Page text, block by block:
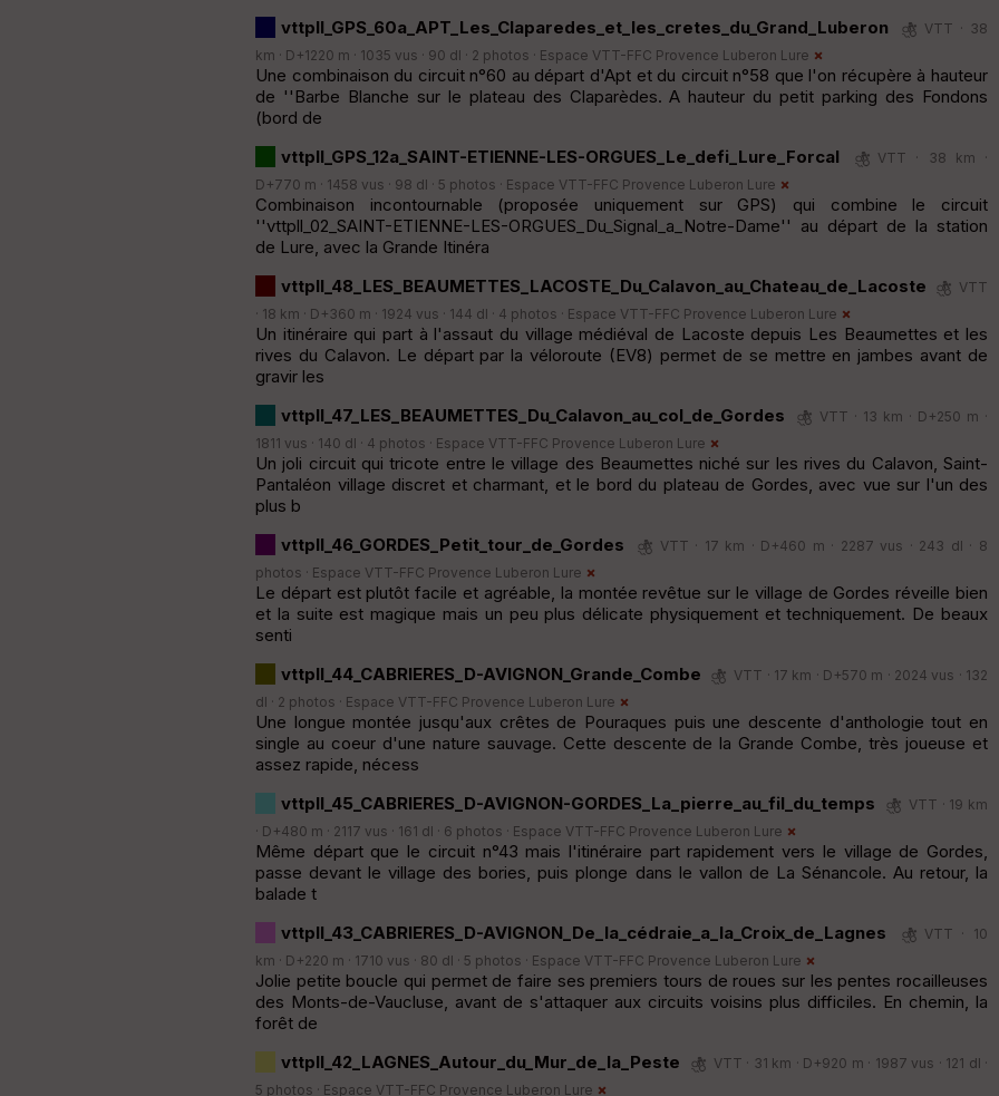
vttpll_GPS_60a_APT_Les_Claparedes_et_les_cretes_du_Grand_Luberon
VTT · 38
km · D+1220 m · 1035 vus · 90 dl · 2 photos · Espace VTT-FFC Provence Luberon Lure
Une combinaison du circuit n°60 au départ d'Apt et du circuit n°58 que l'on récupère à hauteur
de ''Barbe Blanche sur le plateau des Claparèdes. A hauteur du petit parking des Fondons
(bord de
vttpll_GPS_12a_SAINT-ETIENNE-LES-ORGUES_Le_defi_Lure_Forcal
VTT · 38 km ·
D+770 m · 1458 vus · 98 dl · 5 photos · Espace VTT-FFC Provence Luberon Lure
Combinaison incontournable (proposée uniquement sur GPS) qui combine le circuit
''vttpll_02_SAINT-ETIENNE-LES-ORGUES_Du_Signal_a_Notre-Dame'' au départ de la station
de Lure, avec la Grande Itinéra
vttpll_48_LES_BEAUMETTES_LACOSTE_Du_Calavon_au_Chateau_de_Lacoste
VTT
· 18 km · D+360 m · 1924 vus · 144 dl · 4 photos · Espace VTT-FFC Provence Luberon Lure
Un itinéraire qui part à l'assaut du village médiéval de Lacoste depuis Les Beaumettes et les
rives du Calavon. Le départ par la véloroute (EV8) permet de se mettre en jambes avant de
gravir les
vttpll_47_LES_BEAUMETTES_Du_Calavon_au_col_de_Gordes
VTT · 13 km · D+250 m ·
1811 vus · 140 dl · 4 photos · Espace VTT-FFC Provence Luberon Lure
Un joli circuit qui tricote entre le village des Beaumettes niché sur les rives du Calavon, Saint-
Pantaléon village discret et charmant, et le bord du plateau de Gordes, avec vue sur l'un des
plus b
vttpll_46_GORDES_Petit_tour_de_Gordes
VTT · 17 km · D+460 m · 2287 vus · 243 dl · 8
photos · Espace VTT-FFC Provence Luberon Lure
Le départ est plutôt facile et agréable, la montée revêtue sur le village de Gordes réveille bien
et la suite est magique mais un peu plus délicate physiquement et techniquement. De beaux
senti
vttpll_44_CABRIERES_D-AVIGNON_Grande_Combe
VTT · 17 km · D+570 m · 2024 vus · 132
dl · 2 photos · Espace VTT-FFC Provence Luberon Lure
Une longue montée jusqu'aux crêtes de Pouraques puis une descente d'anthologie tout en
single au coeur d'une nature sauvage. Cette descente de la Grande Combe, très joueuse et
assez rapide, nécess
vttpll_45_CABRIERES_D-AVIGNON-GORDES_La_pierre_au_fil_du_temps
VTT · 19 km
· D+480 m · 2117 vus · 161 dl · 6 photos · Espace VTT-FFC Provence Luberon Lure
Même départ que le circuit n°43 mais l'itinéraire part rapidement vers le village de Gordes,
passe devant le village des bories, puis plonge dans le vallon de La Sénancole. Au retour, la
balade t
vttpll_43_CABRIERES_D-AVIGNON_De_la_cédraie_a_la_Croix_de_Lagnes
VTT · 10
km · D+220 m · 1710 vus · 80 dl · 5 photos · Espace VTT-FFC Provence Luberon Lure
Jolie petite boucle qui permet de faire ses premiers tours de roues sur les pentes rocailleuses
des Monts-de-Vaucluse, avant de s'attaquer aux circuits voisins plus difficiles. En chemin, la
forêt de
vttpll_42_LAGNES_Autour_du_Mur_de_la_Peste
VTT · 31 km · D+920 m · 1987 vus · 121 dl ·
5 photos · Espace VTT-FFC Provence Luberon Lure